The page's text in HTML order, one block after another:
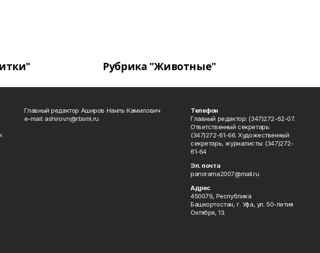
Рубрика "Животные"
Главный редактор Аширов Наиль Камилович
e-mail: ashirov.n@rbsmi.ru
Телефон
Главный редактор: (347)272-62-07.
Ответственный секретарь:
(347)272-61-66. Художественный
секретарь, журналисты: (347)272-
61-64
Эл. почта
panorama2007@mail.ru
Адрес
450079, Республика
Башкортостан, г. Уфа, ул. 50-летия
Октября, 13.